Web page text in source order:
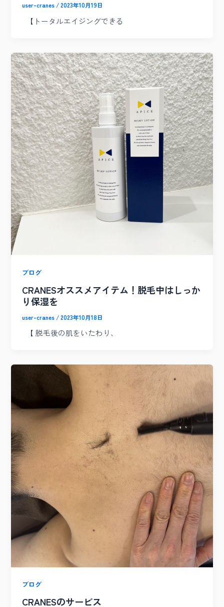
user-cranes /2023年10月19日
【トータルエイジングできる
ブログ
CRANESオススメアイテム！脱毛中はしっか
り保湿を
user-cranes /2023年10月18日
【 脱毛後の肌をいたわり、
ブログ
CRANESのサービス